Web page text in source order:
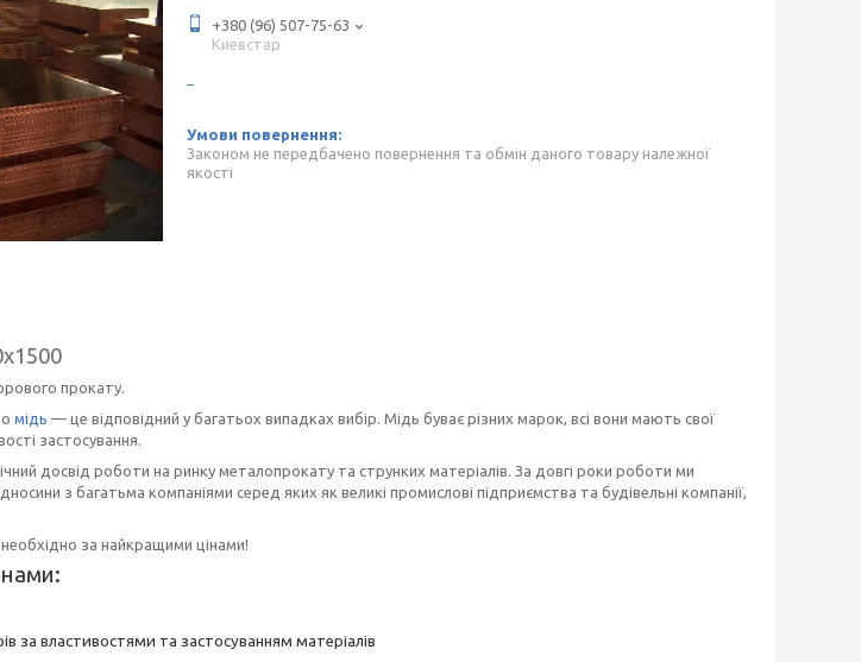
+380 (96) 507-75-63
Киевстар
Законом не передбачено повернення та обмін даного товару належної
якості
прокату.
мідь — це відповідний у багатьох випадках вибір. Мідь буває різних марок, всі вони мають свої
застосування.
досвід роботи на ринку металопрокату та струнких матеріалів. За довгі роки роботи ми
з багатьма компаніями серед яких як великі промислові підприємства та будівельні компанії,
за найкращими цінами!
за властивостями та застосуванням матеріалів